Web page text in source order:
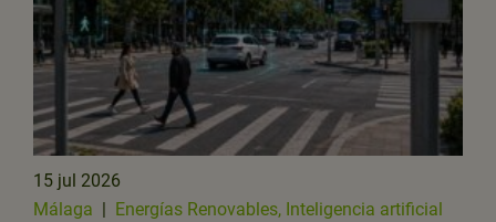
15 jul 2026
Málaga
Energías Renovables, Inteligencia artificial